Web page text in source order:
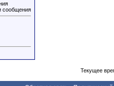
сообщения
Текущее